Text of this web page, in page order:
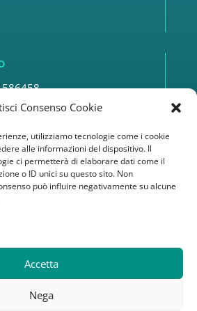
Consenso Cookie
utilizziamo tecnologie come i cookie
alle informazioni del dispositivo. Il
ci permetterà di elaborare dati come il
o ID unici su questo sito. Non
può influire negativamente su alcune
Accetta
Nega